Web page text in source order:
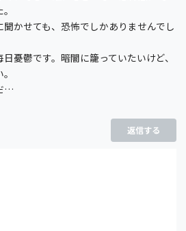
かせても、恐怖でしかありませんでし
憂鬱です。暗闇に籠っていたいけど、
…
返信する